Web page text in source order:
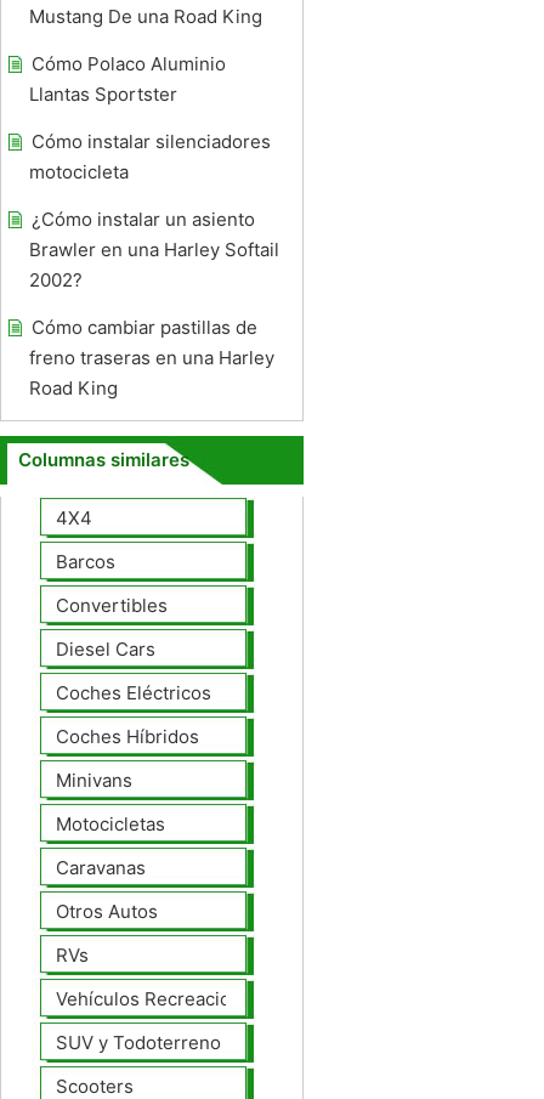
Mustang De una Road King
Cómo Polaco Aluminio
Llantas Sportster
Cómo instalar silenciadores
motocicleta
¿Cómo instalar un asiento
Brawler en una Harley Softail
2002?
Cómo cambiar pastillas de
freno traseras en una Harley
Road King
Columnas similares
4X4
Barcos
Convertibles
Diesel Cars
Coches Eléctricos
Coches Híbridos
Minivans
Motocicletas
Caravanas
Otros Autos
RVs
Vehículos Recreacionales
SUV y Todoterreno
Scooters